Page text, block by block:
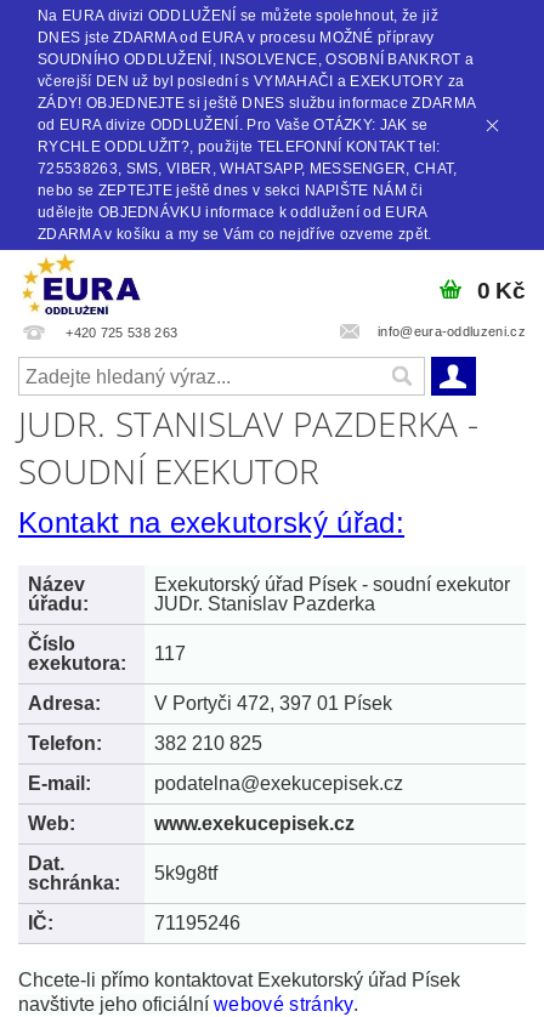
Na EURA divizi ODDLUŽENÍ se můžete spolehnout, že již
DNES jste ZDARMA od EURA v procesu MOŽNÉ přípravy
SOUDNÍHO ODDLUŽENÍ, INSOLVENCE, OSOBNÍ BANKROT a
včerejší DEN už byl poslední s VYMAHAČI a EXEKUTORY za
ZÁDY! OBJEDNEJTE si ještě DNES službu informace ZDARMA
od EURA divize ODDLUŽENÍ. Pro Vaše OTÁZKY: JAK se
RYCHLE ODDLUŽIT?, použijte TELEFONNÍ KONTAKT tel:
725538263, SMS, VIBER, WHATSAPP, MESSENGER, CHAT,
nebo se ZEPTEJTE ještě dnes v sekci NAPIŠTE NÁM či
udělejte OBJEDNÁVKU informace k oddlužení od EURA
ZDARMA v košíku a my se Vám co nejdříve ozveme zpět.
+420 725 538 263 info@eura-oddluzeni.cz
0 Kč
JUDR. STANISLAV PAZDERKA -
SOUDNÍ EXEKUTOR
Kontakt na exekutorský úřad:
Název
úřadu:
Exekutorský úřad Písek - soudní exekutor
JUDr. Stanislav Pazderka
Číslo
exekutora:
117
Adresa:
V Portyči 472, 397 01 Písek
Telefon:
382 210 825
E-mail:
podatelna@exekucepisek.cz
Web:
www.exekucepisek.cz
Dat.
schránka:
5k9g8tf
IČ: 71195246
Chcete-li přímo kontaktovat Exekutorský úřad Písek
navštivte jeho oficiální webové stránky.